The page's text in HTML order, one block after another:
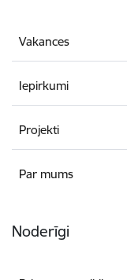
Vakances
Iepirkumi
Projekti
Par mums
Noderīgi